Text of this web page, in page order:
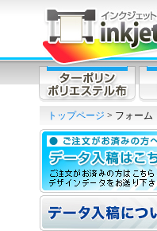
トップページ > フォーム